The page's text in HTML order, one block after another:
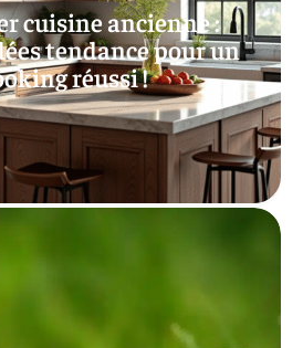
cuisine ancienne :
tendance pour un
réussi !